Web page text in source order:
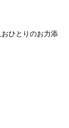
ひとりのお力添